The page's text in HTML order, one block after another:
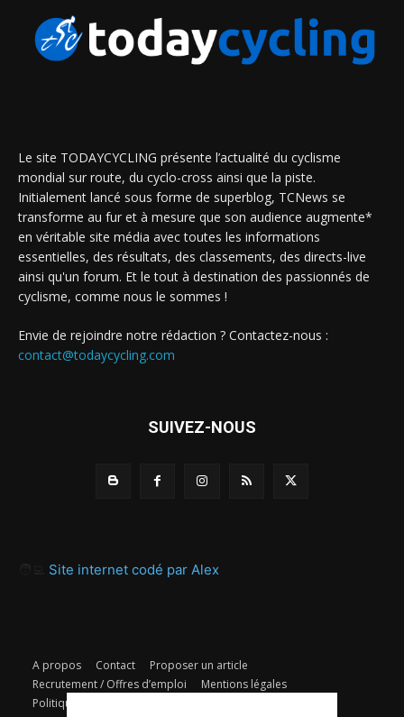
Le site TODAYCYCLING présente l’actualité du cyclisme
mondial sur route, du cyclo-cross ainsi que la piste.
Initialement lancé sous forme de superblog, TCNews se
transforme au fur et à mesure que son audience augmente*
en véritable site média avec toutes les informations
essentielles, des résultats, des classements, des directs-live
ainsi qu'un forum. Et le tout à destination des passionnés de
cyclisme, comme nous le sommes !
Envie de rejoindre notre rédaction ? Contactez-nous :
contact@todaycycling.com
SUIVEZ-NOUS
Site internet codé par Alex
A propos Contact
Proposer un article
Recrutement / Offres d’emploi
Mentions légales
Politique de confidentialité